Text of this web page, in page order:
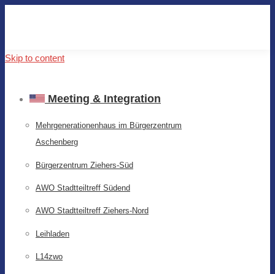
Skip to content
Meeting & Integration
Mehrgenerationenhaus im Bürgerzentrum
Aschenberg
Bürgerzentrum Ziehers-Süd
AWO Stadtteiltreff Südend
AWO Stadtteiltreff Ziehers-Nord
Leihladen
L14zwo